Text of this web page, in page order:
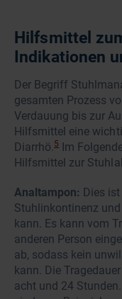
Hilfsmittel
Indikationen
Der Begriff
gesamten Prozess
Verdauung bis zur
Hilfsmittel eine
Diarrhö.5 Im
Hilfsmittel zur
Analtampon: Dies
Stuhlinkontinenz
kann. Es kann vom
anderen Person
ab, sodass kein
kann. Die
acht und 24